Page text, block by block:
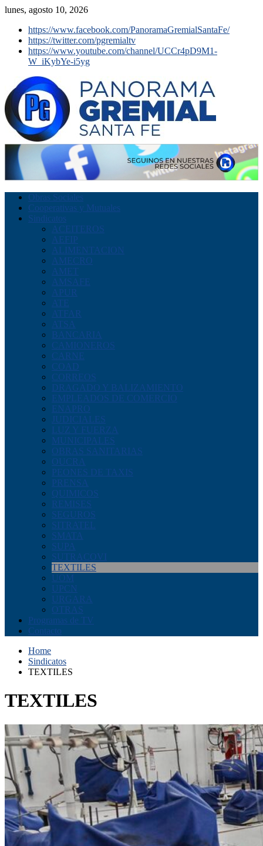
lunes, agosto 10, 2026
https://www.facebook.com/PanoramaGremialSantaFe/
https://twitter.com/pgremialtv
https://www.youtube.com/channel/UCCr4pD9M1-
W_iKybYe-i5yg
Obras Sociales
Cooperativas y Mutuales
Sindicatos
ACEITEROS
AEFIP
ALIMENTACION
AMECRO
AMET
AMSAFE
APUR
ATE
ATFAR
ATSA
BANCARIA
CAMIONEROS
CARNE
COAD
CORREOS
DRAGADO Y BALIZAMIENTO
EMPLEADOS DE COMERCIO
ENAPRO
JUDICIALES
LUZ Y FUERZA
MUNICIPALES
OBRAS SANITARIAS
OUCRA
PEONES DE TAXIS
PRENSA
QUIMICOS
REMISES
SEGUROS
SITRATEL
SMATA
SUPA
SUTRACOVI
TEXTILES
UOM
UPCN
URGARA
OTRAS
Programas de TV
Contacto
Home
Sindicatos
TEXTILES
TEXTILES